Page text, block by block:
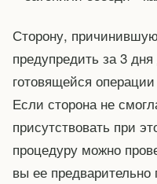
Сторону,
предупредить за 3
готовящейся
Если сторона не
присутствовать при
процедуру можно
вы ее